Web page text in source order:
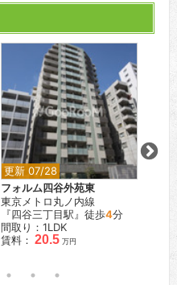
更新 07/28
フォルム四谷外苑東
東京メトロ丸ノ内線
『四谷三丁目駅』徒歩4分
間取り：1LDK
賃料： 20.5 万円